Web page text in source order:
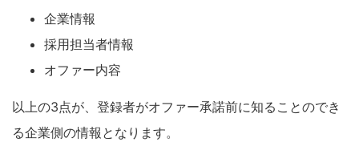
企業情報
採用担当者情報
オファー内容
以上の3点が、登録者がオファー承諾前に知ることのでき
る企業側の情報となります。